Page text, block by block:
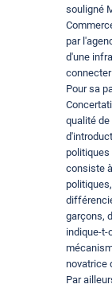
souligné
par
d'une
Pour sa
qualité de
politiques
consiste
garçons,
indique-t-
novatrice
Par